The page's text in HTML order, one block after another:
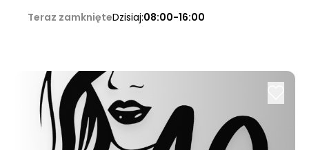
Teraz zamknięteDzisiaj:08:00-16:00